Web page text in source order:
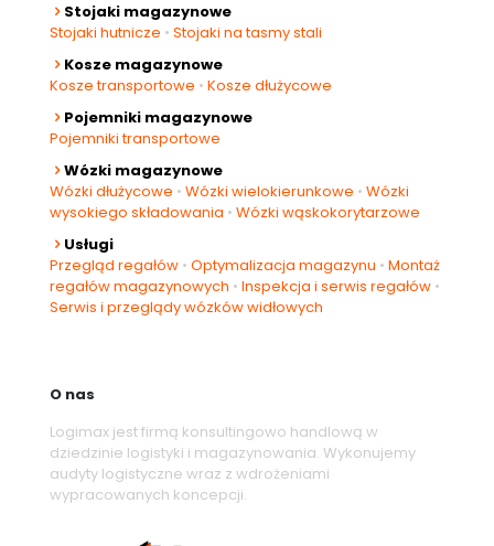
Stojaki magazynowe
Stojaki hutnicze • Stojaki na tasmy stali
Kosze magazynowe
Kosze transportowe • Kosze dłużycowe
Pojemniki magazynowe
Pojemniki transportowe
Wózki magazynowe
Wózki dłużycowe • Wózki wielokierunkowe • Wózki
wysokiego składowania • Wózki wąskokorytarzowe
Usługi
Przegląd regałów • Optymalizacja magazynu • Montaż
regałów magazynowych • Inspekcja i serwis regałów •
Serwis i przeglądy wózków widłowych
O nas
Logimax jest firmą konsultingowo handlową w
dziedzinie logistyki i magazynowania. Wykonujemy
audyty logistyczne wraz z wdrożeniami
wypracowanych koncepcji.